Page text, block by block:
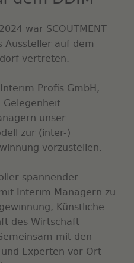
war SCOUTMENT
Aussteller auf dem
vertreten.
Profis GmbH,
unser
zur (inter-)
vorzustellen.
spannender
Interim Managern zu
Künstliche
des Wirtschaft
mit den
Experten vor Ort